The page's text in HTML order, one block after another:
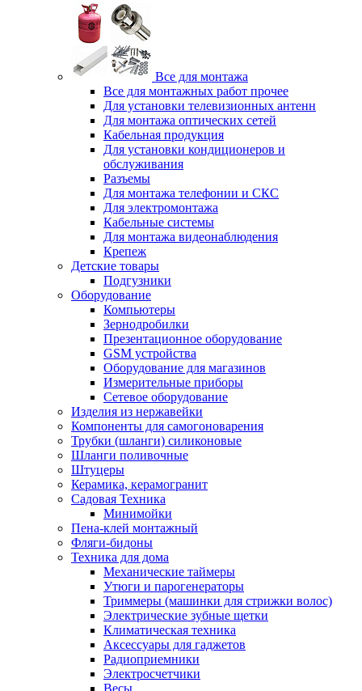
Все для монтажа
Все для монтажных работ прочее
Для установки телевизионных антенн
Для монтажа оптических сетей
Кабельная продукция
Для установки кондиционеров и
обслуживания
Разъемы
Для монтажа телефонии и СКС
Для электромонтажа
Кабельные системы
Для монтажа видеонаблюдения
Крепеж
Детские товары
Подгузники
Оборудование
Компьютеры
Зернодробилки
Презентационное оборудование
GSM устройства
Оборудование для магазинов
Измерительные приборы
Сетевое оборудование
Изделия из нержавейки
Компоненты для самогоноварения
Трубки (шланги) силиконовые
Шланги поливочные
Штуцеры
Керамика, керамогранит
Садовая Техника
Минимойки
Пена-клей монтажный
Фляги-бидоны
Техника для дома
Механические таймеры
Утюги и парогенераторы
Триммеры (машинки для стрижки волос)
Электрические зубные щетки
Климатическая техника
Аксессуары для гаджетов
Радиоприемники
Электросчетчики
Весы